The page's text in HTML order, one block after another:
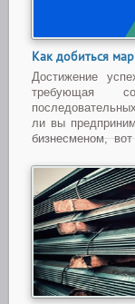
Как добиться
Достижение
требующая
ли вы
бизнесменом,
искусс...Читать